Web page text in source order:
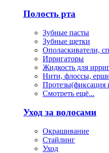
Полость рта
Зубные пасты
Зубные щетки
Ополаскиватели,
Ирригаторы
Жидкость для
Нити, флоссы,
Протезы(фиксация
Смотреть ещё...
Уход за волосами
Окрашивание
Стайлинг
Уход